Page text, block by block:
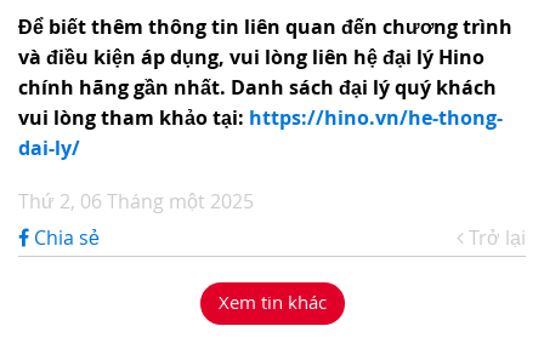
Để biết thêm thông tin liên quan đến chương trình
và điều kiện áp dụng, vui lòng liên hệđại lý Hino
chính hãng gần nhất. Danh sách đại lýquý khách
vui lòngtham khảo tại: https://hino.vn/he-thong-
dai-ly/
Thứ 2, 06 Tháng một 2025
Chia sẻ
Trở lại
Xem tin khác